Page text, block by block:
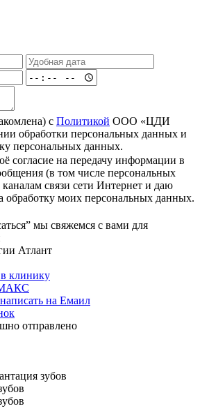
с Политикой ООО «ЦДИ
обработки персональных данных и
персональных данных.
согласие на передачу информации в
(в том числе персональных
связи сети Интернет и даю
обработку моих персональных данных.
мы свяжемся с вами для
клинику
МАКС
написать на Емаил
отправлено
зубов